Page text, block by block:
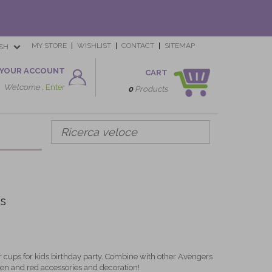
MY STORE WISHLIST CONTACT SITEMAP
YOUR ACCOUNT
Welcome , Enter
CART
0Products
cups for kids birthday party. Combine with other Avengers
and red accessories and decoration!